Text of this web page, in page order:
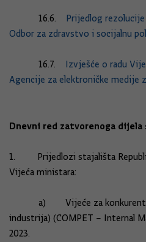
16.6. Prijedlog
Odbor za zdravstvo i socijalnu
16.7. Izvješće o radu
Agencije za elektroničke medije
Dnevni red zatvorenoga dijela
1. Prijedlozi stajališta
Vijeća ministara:
a) Vijeće za
industrija) (COMPET – Internal
2023.